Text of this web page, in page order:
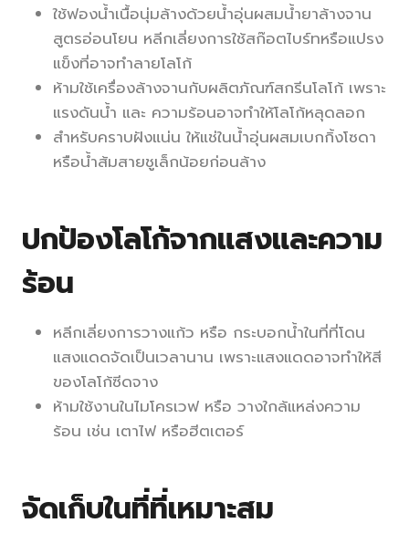
ใช้ฟองน้ำเนื้อนุ่มล้างด้วยน้ำอุ่นผสมน้ำยาล้างจาน
สูตรอ่อนโยน หลีกเลี่ยงการใช้สก๊อตไบร์ทหรือแปรง
แข็งที่อาจทำลายโลโก้
ห้ามใช้เครื่องล้างจานกับผลิตภัณฑ์สกรีนโลโก้ เพราะ
แรงดันน้ำ และ ความร้อนอาจทำให้โลโก้หลุดลอก
สำหรับคราบฝังแน่น ให้แช่ในน้ำอุ่นผสมเบกกิ้งโซดา
หรือน้ำส้มสายชูเล็กน้อยก่อนล้าง
ปกป้องโลโก้จากแสงและความ
ร้อน
หลีกเลี่ยงการวางแก้ว หรือ กระบอกน้ำในที่ที่โดน
แสงแดดจัดเป็นเวลานาน เพราะแสงแดดอาจทำให้สี
ของโลโก้ซีดจาง
ห้ามใช้งานในไมโครเวฟ หรือ วางใกล้แหล่งความ
ร้อน เช่น เตาไฟ หรือฮีตเตอร์
จัดเก็บในที่ที่เหมาะสม